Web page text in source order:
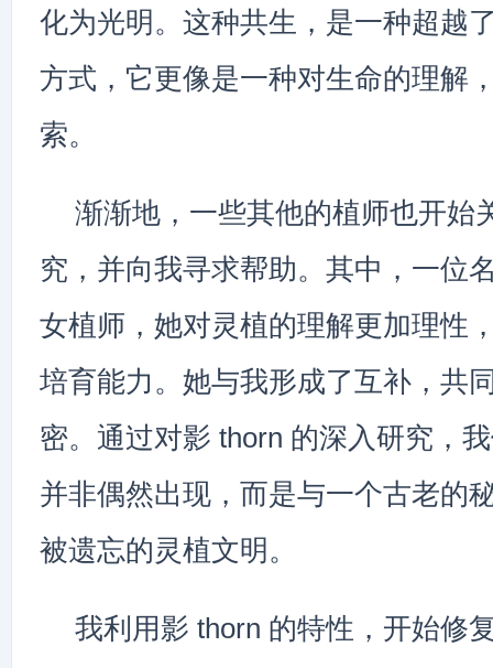
化为光明。这种共生，是一种超越
方式，它更像是一种对生命的理解
索。
渐渐地，一些其他的植师也开始
究，并向我寻求帮助。其中，一位
女植师，她对灵植的理解更加理性
培育能力。她与我形成了互补，共
密。通过对影 thorn 的深入研究，
并非偶然出现，而是与一个古老
被遗忘的灵植文明。
我利用影 thorn 的特性，开始修